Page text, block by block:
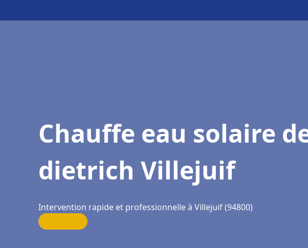
Chauffe eau solaire
dietrich Villejuif
Intervention rapide et professionnelle à Villejuif (94800)